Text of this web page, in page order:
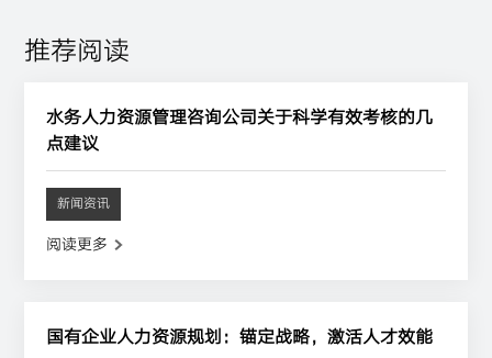
推荐阅读
水务人力资源管理咨询公司关于科学有效考核的几
点建议
新闻资讯
阅读更多
国有企业人力资源规划：锚定战略，激活人才效能